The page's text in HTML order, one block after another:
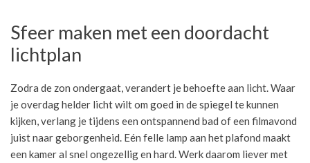
Sfeer maken met een doordacht
lichtplan
Zodra de zon ondergaat, verandert je behoefte aan licht. Waar
je overdag helder licht wilt om goed in de spiegel te kunnen
kijken, verlang je tijdens een ontspannend bad of een filmavond
juist naar geborgenheid. Eén felle lamp aan het plafond maakt
een kamer al snel ongezellig en hard. Werk daarom liever met